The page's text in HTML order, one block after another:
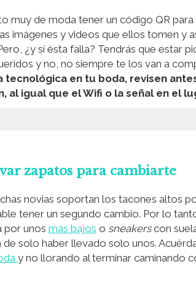
muy de moda tener un código QR
imágenes y videos que ellos tomen y
¿y sí ésta falla? Tendrás que estar
y no, no siempre te los van a
tecnológica en tu boda, revisen
al igual que el Wifi o la señal en el
zapatos para cambiarte
novias soportan los tacones altos
tener un segundo cambio. Por lo
por unos más bajos o sneakerscon
de solo haber llevado solo unos.
y no llorando al terminar caminando